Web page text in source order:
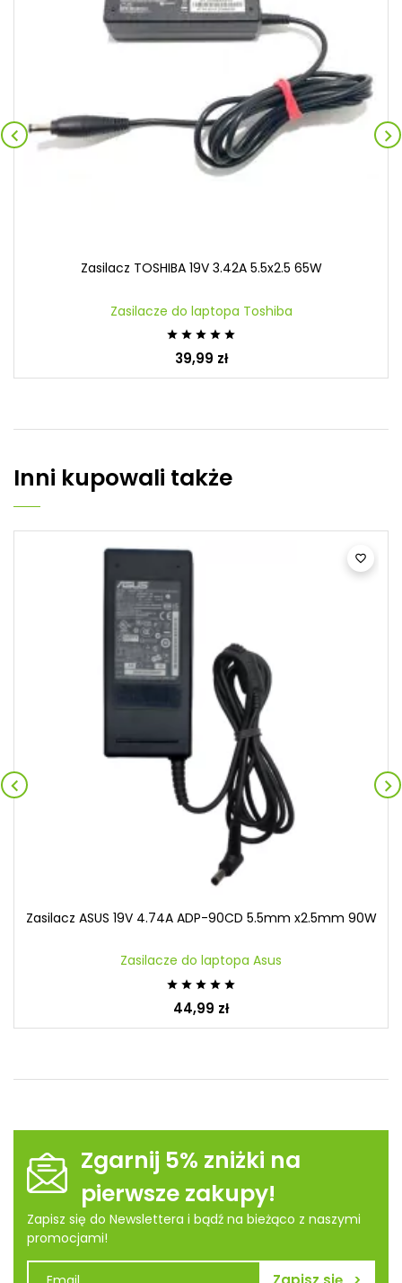

Zasilacz TOSHIBA 19V 3.42A 5.5x2.5 65W
Zasilacze do laptopa Toshiba
    
39,99 zł

Inni kupowali także


Zasilacz ASUS 19V 4.74A ADP-90CD 5.5mm x2.5mm 90W
Zasilacze do laptopa Asus
    
44,99 zł

Zgarnij 5% zniżki na
pierwsze zakupy!
Zapisz się do Newslettera i bądź na bieżąco z naszymi
promocjami!